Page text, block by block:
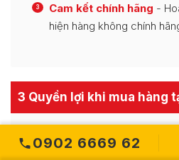
3 Cam kết chính hãng -
hiện hàng không chính
3 Quyền lợi khi mua hàng
1 Hỗ trợ giao hàng tận nhà
0902 6669 62